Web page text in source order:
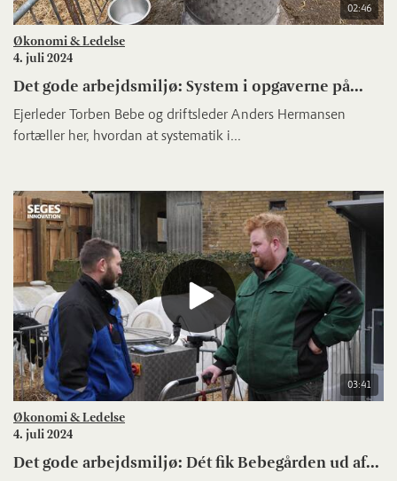
02:46
Økonomi & Ledelse
4. juli 2024
Det gode arbejdsmiljø: System i opgaverne på...
Ejerleder Torben Bebe og driftsleder Anders Hermansen
fortæller her, hvordan at systematik i...
03:41
Økonomi & Ledelse
4. juli 2024
Det gode arbejdsmiljø: Dét fik Bebegården ud af...